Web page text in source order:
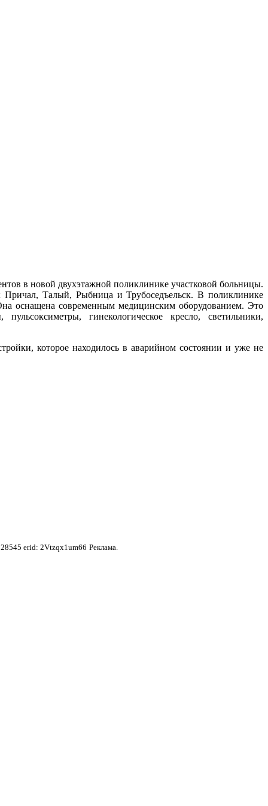
в новой двухэтажной поликлинике участковой больницы.
Талый, Рыбница и Трубоседъельск. В поликлинике
оснащена современным медицинским оборудованием. Это
гинекологическое кресло, светильники,
которое находилось в аварийном состоянии и уже не
erid: 2Vtzqx1um66 Реклама.